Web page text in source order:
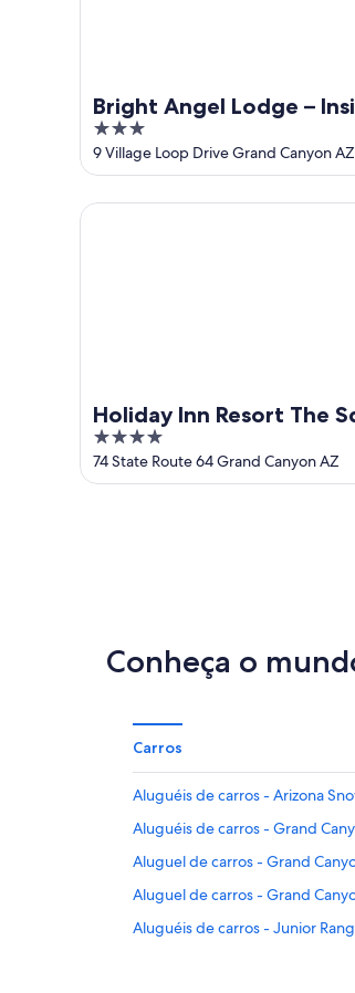
Bright Angel Lodge –
3
out
of
5
9 Village Loop Drive Grand Canyon AZ
Holiday Inn Resort The
Grand Canyon by IHG
4
out
of
74 State Route 64 Grand Canyon AZ
Holiday Inn Resort The Squire at
Conheça o
Carros
Aluguéis de carros - Arizona
Aluguéis de carros - Grand
Aluguel de carros - Grand
Aluguel de carros - Grand
Aluguéis de carros - Junior